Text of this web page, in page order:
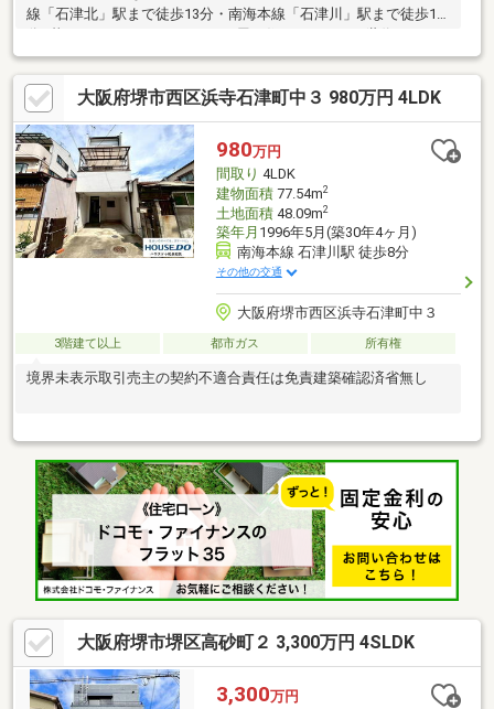
線「石津北」駅まで徒歩13分・南海本線「石津川」駅まで徒歩15
すすめ。■和室2部屋は、シーンにあわせて一体利用も可能。■暮
らしの楽しみが広がる、庭が備えられています。■ご内覧可能、
即引渡可能物件です。是非周辺環境もあわせてご見学ください。
■自然と歴史を身近に感じられる住環境です。・ローソン浜寺石
津東三丁店 徒歩5分・コノミヤ浜寺石津店 徒歩6分・ライフ石
津店 徒歩10分・コーナン堺店 徒歩10分・石津川公園 徒歩7
分
大阪府堺市西区浜寺石津町中３ 980万円 4LDK
980万円
間取り 4LDK
建物面積77.54m2
土地面積48.09m2
築年月 1996年5月(築30年4ヶ月)
南海本線 石津川駅 徒歩8分
その他の交通
大阪府堺市西区浜寺石津町中３
3階建て以上 都市ガス 所有権
境界未表示取引売主の契約不適合責任は免責建築確認済省無し
大阪府堺市堺区高砂町２ 3,300万円 4SLDK
3,300万円